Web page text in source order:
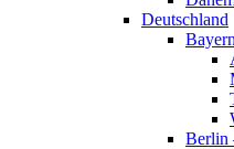
Deutschland
Bayern
Berlin